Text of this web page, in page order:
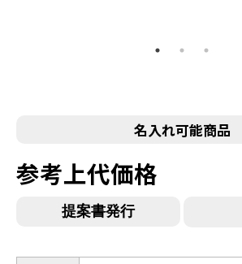
名入れ可能商品
参考上代価格